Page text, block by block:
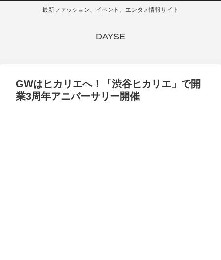
最新ファッション、イベント、エンタメ情報サイト
DAYSE
GWはヒカリエへ！「渋谷ヒカリエ」で開
業3周年アニバーサリー開催